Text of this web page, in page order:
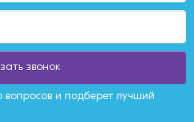
звонок
и подберет лучший